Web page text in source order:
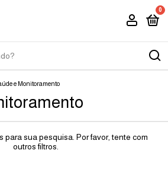
0
e Monitoramento
para sua pesquisa. Por favor, tente com
outros filtros.